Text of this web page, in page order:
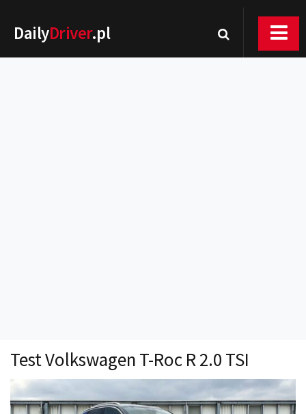
DailyDriver.pl
Technika jazdy
Oświetlenie
Kalkulatory
Test Volkswagen T-Roc R 2.0 TSI